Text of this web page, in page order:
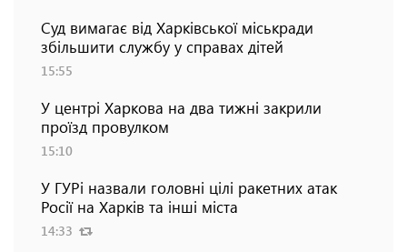
Суд вимагає від Харківської міськради
збільшити службу у справах дітей
15:55
У центрі Харкова на два тижні закрили
проїзд провулком
15:10
У ГУРі назвали головні цілі ракетних атак
Росії на Харків та інші міста
14:33